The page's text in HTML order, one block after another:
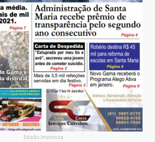
Edição Impressa